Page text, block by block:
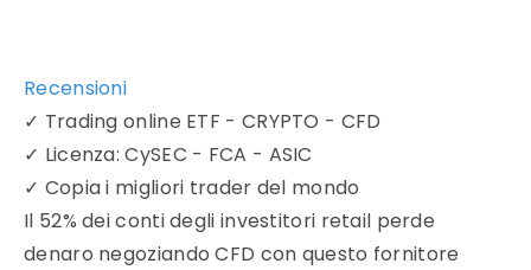
Recensioni
✓ Trading online ETF - CRYPTO - CFD
✓ Licenza: CySEC - FCA - ASIC
✓ Copia i migliori trader del mondo
Il 52% dei conti degli investitori retail perde
denaro negoziando CFD con questo fornitore